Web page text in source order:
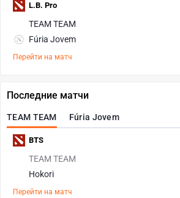
TEAM TEAM
Fúria Jovem
Перейти на матч
L.B. Pro
Последние матчи
TEAM TEAM Fúria Jovem
TEAM TEAM
Hokori
Перейти на матч
BTS